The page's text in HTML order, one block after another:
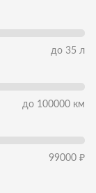
до 35 л
до 100000 км
99000 ₽